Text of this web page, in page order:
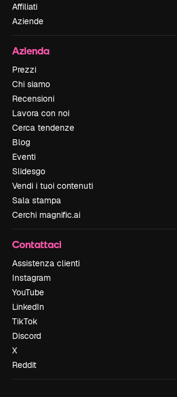
Affiliati
Aziende
Azienda
Prezzi
Chi siamo
Recensioni
Lavora con noi
Cerca tendenze
Blog
Eventi
Slidesgo
Vendi i tuoi contenuti
Sala stampa
Cerchi magnific.ai
Contattaci
Assistenza clienti
Instagram
YouTube
LinkedIn
TikTok
Discord
X
Reddit